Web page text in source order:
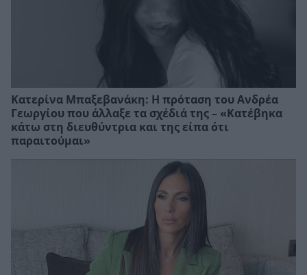
Κατερίνα Μπαξεβανάκη: Η πρόταση του Ανδρέα
Γεωργίου που άλλαξε τα σχέδιά της – «Κατέβηκα
κάτω στη διευθύντρια και της είπα ότι
παραιτούμαι»